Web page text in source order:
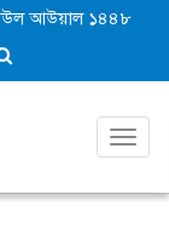
আউয়াল ১৪৪৮